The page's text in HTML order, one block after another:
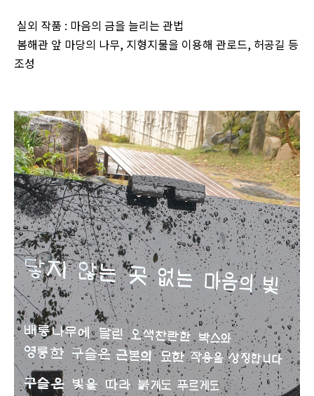
실외 작품 : 마음의 금을 늘리는 관법
봄해관 앞 마당의 나무, 지형지물을 이용해 관로드, 허공길 등
조성